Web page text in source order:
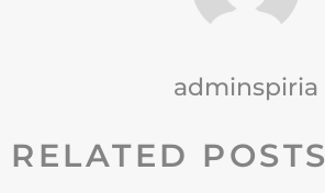
adminspiria
RELATED POSTS